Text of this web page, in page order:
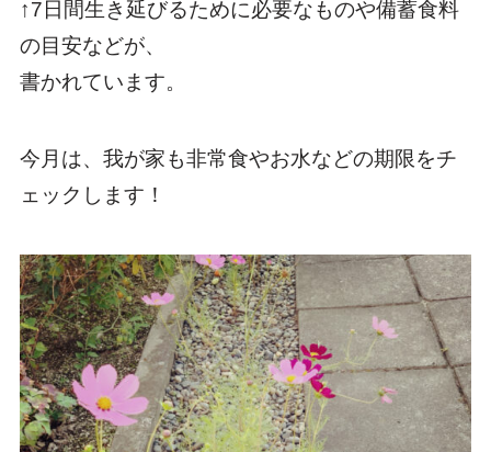
↑7日間生き延びるために必要なものや備蓄食料
の目安などが、
書かれています。
今月は、我が家も非常食やお水などの期限をチ
ェックします！